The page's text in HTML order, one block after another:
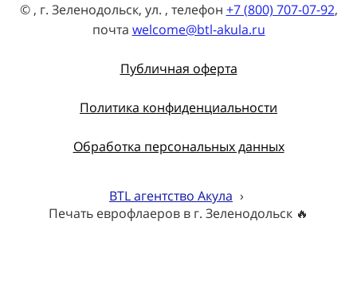
© , г. Зеленодольск, ул. , телефон +7 (800) 707-07-92,
почта welcome@btl-akula.ru
Публичная оферта
Политика конфиденциальности
Обработка персональных данных
BTL агентство Акула ›
Печать еврофлаеров в г. Зеленодольск 🔥